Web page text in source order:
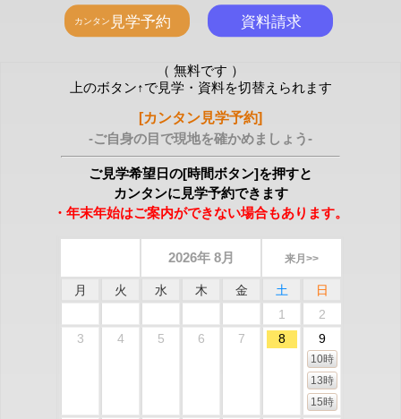
（ 無料です ）
上のボタン↑で見学・資料を切替えられます
[カンタン見学予約]
-ご自身の目で現地を確かめましょう-
ご見学希望日の[時間ボタン]を押すと
カンタンに見学予約できます
・年末年始はご案内ができない場合もあります。
2026年 8月 来月>>
月 火 水 木 金 土
日
1
2
3
4 5 6 7 8 9
10時
13時
15時